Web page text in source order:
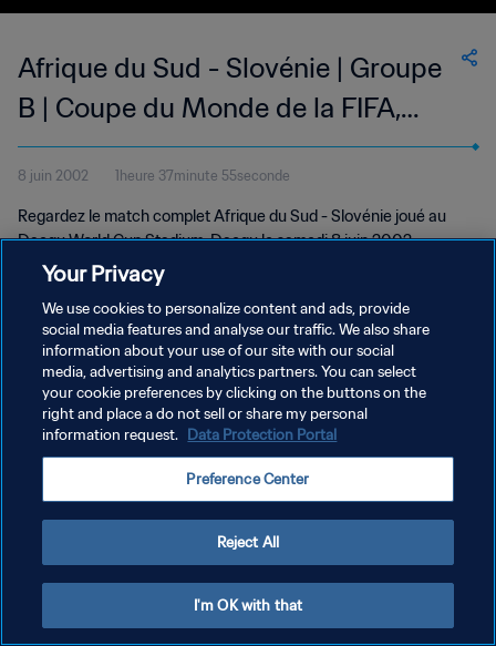
Afrique du Sud - Slovénie | Groupe
B | Coupe du Monde de la FIFA,
Corée/Japon 2002™ | Match
complet
8 juin 2002 1heure 37minute 55seconde
Regardez le match complet Afrique du Sud - Slovénie joué au
Daegu World Cup Stadium, Daegu le samedi 8 juin 2002.
POLITIQUE DE CONFIDENTIALITÉ
CONDITIONS D'UTILISATION
GÉRER VOS PRÉFÉRENCES SUR LES COOKIES
Your Privacy
We use cookies to personalize content and ads, provide
social media features and analyse our traffic. We also share
information about your use of our site with our social
media, advertising and analytics partners. You can select
your cookie preferences by clicking on the buttons on the
right and place a do not sell or share my personal
information request. Data Protection Portal
Preference Center
Reject All
I'm OK with that